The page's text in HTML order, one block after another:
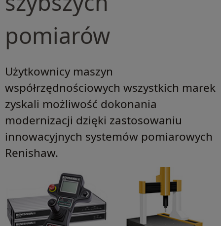
pomiarów
Użytkownicy maszyn
współrzędnościowych wszystkich marek
zyskali możliwość dokonania
modernizacji dzięki zastosowaniu
innowacyjnych systemów pomiarowych
Renishaw.